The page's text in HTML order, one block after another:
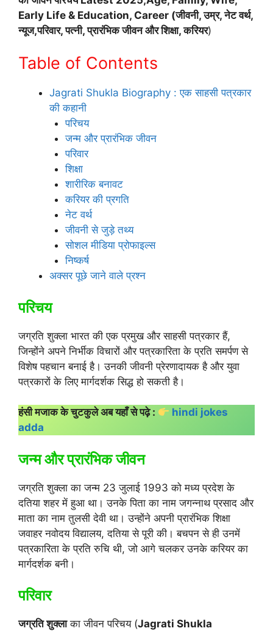
Early Life & Education, Career (जीवनी, उम्र, नेट वर्थ,
न्यूज,परिवार, पत्नी, प्रारंभिक जीवन और शिक्षा, करियर)
Table of Contents
Jagrati Shukla Biography : एक साहसी पत्रकार
की कहानी
परिचय
जन्म और प्रारंभिक जीवन
परिवार
शिक्षा
शारीरिक बनावट
करियर की प्रगति
नेट वर्थ
जीवनी से जुड़े तथ्य
सोशल मीडिया प्रोफाइल्स
निष्कर्ष
अक्सर पूछे जाने वाले प्रश्न
परिचय
जग्रति शुक्ला भारत की एक प्रमुख और साहसी पत्रकार हैं,
जिन्होंने अपने निर्भीक विचारों और पत्रकारिता के प्रति समर्पण से
विशेष पहचान बनाई है। उनकी जीवनी प्रेरणादायक है और युवा
पत्रकारों के लिए मार्गदर्शक सिद्ध हो सकती है।
हंसी मजाक के चुटकुले अब यहाँ से पढ़े :
hindi jokes
adda
जन्म और प्रारंभिक जीवन
जग्रति शुक्ला का जन्म 23 जुलाई 1993 को मध्य प्रदेश के
दतिया शहर में हुआ था। उनके पिता का नाम जगन्नाथ प्रसाद और
माता का नाम तुलसी देवी था। उन्होंने अपनी प्रारंभिक शिक्षा
जवाहर नवोदय विद्यालय, दतिया से पूरी की। बचपन से ही उनमें
पत्रकारिता के प्रति रुचि थी, जो आगे चलकर उनके करियर का
मार्गदर्शक बनी।
परिवार
जग्रति शुक्लाका जीवन परिचय (Jagrati Shukla